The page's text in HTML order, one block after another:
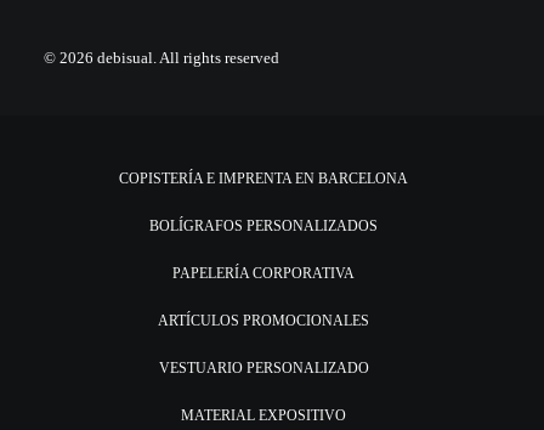
© 2026 debisual.All rights reserved
COPISTERÍA E IMPRENTA EN BARCELONA
BOLÍGRAFOS PERSONALIZADOS
PAPELERÍA CORPORATIVA
ARTÍCULOS PROMOCIONALES
VESTUARIO PERSONALIZADO
MATERIAL EXPOSITIVO